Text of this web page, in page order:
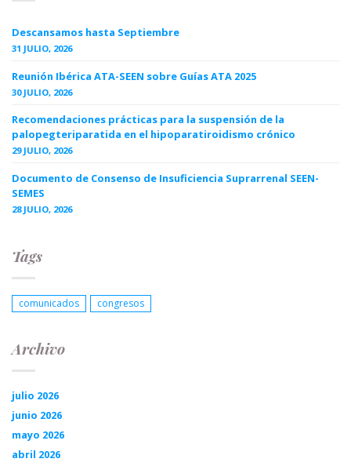
Descansamos hasta Septiembre
31 JULIO, 2026
Reunión Ibérica ATA-SEEN sobre Guías ATA 2025
30 JULIO, 2026
Recomendaciones prácticas para la suspensión de la
palopegteriparatida en el hipoparatiroidismo crónico
29 JULIO, 2026
Documento de Consenso de Insuficiencia Suprarrenal SEEN-
SEMES
28 JULIO, 2026
Tags
comunicados congresos
Archivo
julio 2026
junio 2026
mayo 2026
abril 2026